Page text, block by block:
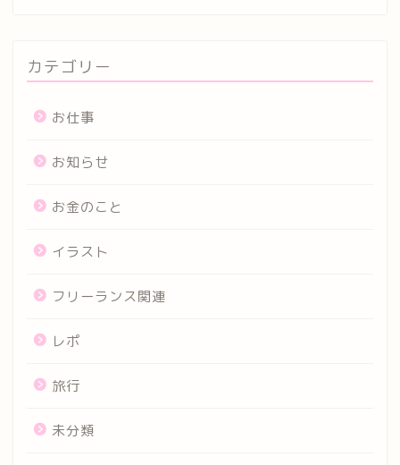
カテゴリー
お仕事
お知らせ
お金のこと
イラスト
フリーランス関連
レポ
旅行
未分類